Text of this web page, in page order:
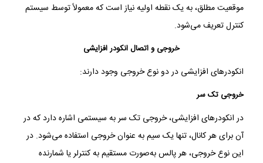
موقعیت مطلق، به یک نقطه اولیه نیاز است که معمولاً توسط سیستم
کنترل تعریف می‌شود.
خروجی و اتصال انکودر افزایشی
انکودرهای افزایشی در دو نوع خروجی وجود دارند:
خروجی تک سر
در انکودرهای افزایشی، خروجی تک سر به سیستمی اشاره دارد که در
آن برای هر کانال، تنها یک سیم به عنوان خروجی استفاده می‌شود. در
این نوع خروجی، هر پالس به‌صورت مستقیم به کنترلر یا شمارنده